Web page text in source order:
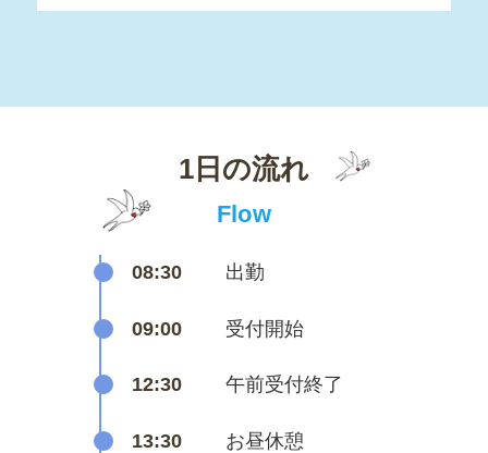
1日の流れ
Flow
08:30 出勤
09:00 受付開始
12:30 午前受付終了
13:30 お昼休憩